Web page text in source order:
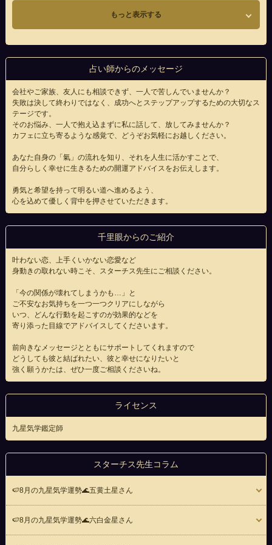
もっと表示する
占い師からのメッセージ
会社やご家族、友人にも相談できず、一人で苦しんでいませんか？
失敗は決して終わりではなく、成功へとステップアップするための大切なス
テージです。
そのお悩み、一人で抱え込まずに私に話して、放してみませんか？
カフェに立ち寄るような感覚で、どうぞお気軽にお越しください。
あなた自身の「氣」の流れを知り、それを人生に活かすことで、
自分らしく幸せに生きるための開運アドバイスをお伝えします。
勇気と希望を持って明るい道へ進めるよう、
心を込めて優しく背中を押させていただきます。
千里眼からのご紹介
叶わない恋、上手くいかない恋愛など
身動きの取れない時こそ、スターチス先生にご相談ください。
「今の関係が壊れてしまうかも…」と
ご不安なお気持ちを一つ一つクリアにしながら
いつ、どんな行動を起こすのが効果的などを
寄り添った目線でアドバイスしてくださいます。
前向きなメッセージとともにサポートしてくれますので
どうしても彼と結ばれたい、彼と幸せになりたいと
強く願うかたは、ぜひ一度ご相談くださいね。
ライセンス
九星気学鑑定師
スターチス先生コラム
🍉8月の九星気学運勢🌊五黄土星さん
🍉8月の九星気学運勢🌊六白金星さん